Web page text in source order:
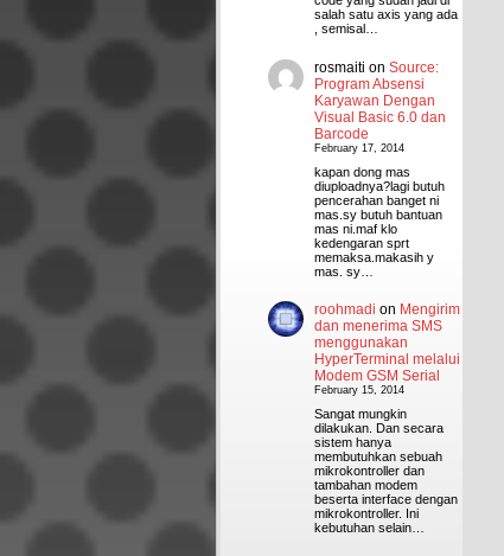
salah satu axis yang ada
, semisal…
rosmaiti on Source:
Program Absensi
Karyawan Dengan
Visual Basic 6.0 dan
Barcode
February 17, 2014
kapan dong mas
diuploadnya?lagi butuh
pencerahan banget ni
mas.sy butuh bantuan
mas ni.maf klo
kedengaran sprt
memaksa.makasih y
mas. sy…
roohmadi on Mengirim
dan menerima SMS
menggunakan
HyperTerminal melalui
Modem GSM Serial
February 15, 2014
Sangat mungkin
dilakukan. Dan secara
sistem hanya
membutuhkan sebuah
mikrokontroller dan
tambahan modem
beserta interface dengan
mikrokontroller. Ini
kebutuhan selain…